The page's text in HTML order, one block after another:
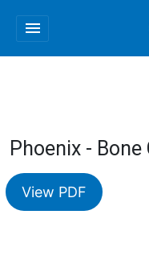
menu
Phoenix -
View PDF